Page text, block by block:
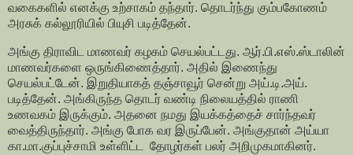
வகைகளில் எனக்கு உற்சாகம் தந்தார். தொடர்ந்து கும்பகோணம்
அரசுக் கல்லூரியில் பியுசி படித்தேன்.
அங்கு திராவிட மாணவர் கழகம் செயல்பட்டது. ஆர்.பி.எஸ்.ஸ்டாலின்
மாணவர்களை ஒருங்கிணைத்தார். அதில் இணைந்து
செயல்பட்டேன். இறுதியாகத் தஞ்சாவூர் சென்று அய்.டி.அய்.
படித்தேன். அங்கிருந்த தொடர் வண்டி நிலையத்தில் ராணி
உணவகம் இருக்கும். அதனை நமது இயக்கத்தைச் சார்ந்தவர்
வைத்திருந்தார். அங்கு போக வர இருப்பேன். அங்குதான் அய்யா
கா.மா.குப்புச்சாமி உள்ளிட்ட தோழர்கள் பலர் அறிமுகமாகினர்.